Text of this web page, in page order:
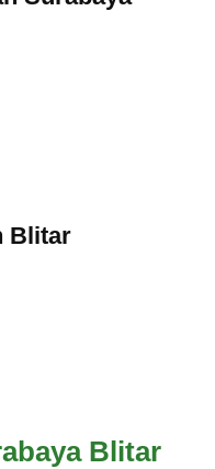
Blitar
Blitar